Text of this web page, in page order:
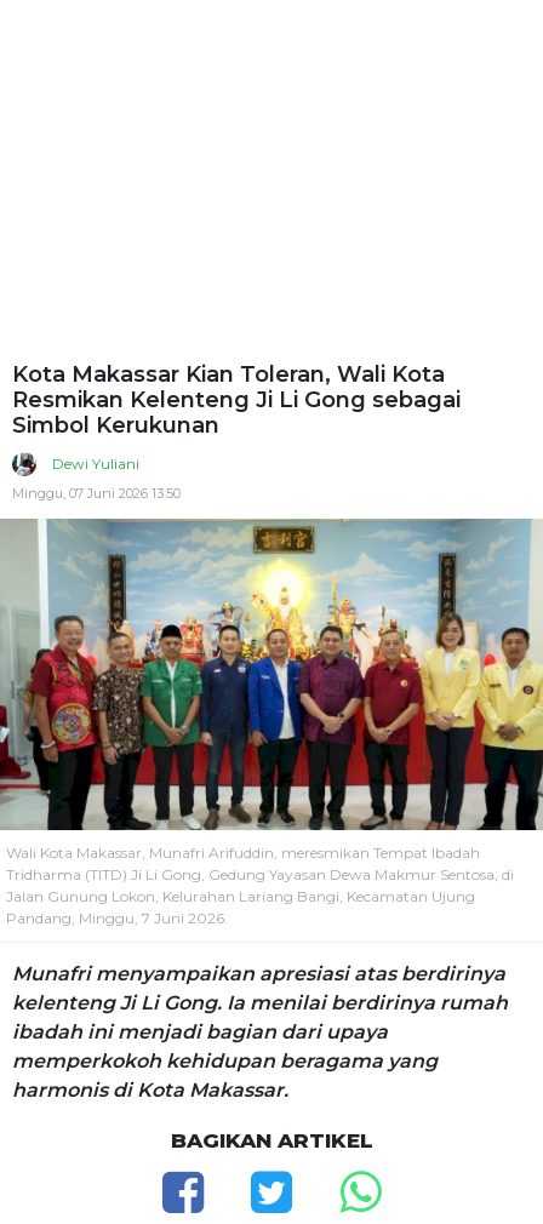
Kota Makassar Kian Toleran, Wali Kota
Resmikan Kelenteng Ji Li Gong sebagai
Simbol Kerukunan
Dewi Yuliani
Minggu, 07 Juni 2026 13:50
Wali Kota Makassar, Munafri Arifuddin, meresmikan Tempat Ibadah
Tridharma (TITD) Ji Li Gong, Gedung Yayasan Dewa Makmur Sentosa, di
Jalan Gunung Lokon, Kelurahan Lariang Bangi, Kecamatan Ujung
Pandang, Minggu, 7 Juni 2026.
Munafri menyampaikan apresiasi atas berdirinya
kelenteng Ji Li Gong. Ia menilai berdirinya rumah
ibadah ini menjadi bagian dari upaya
memperkokoh kehidupan beragama yang
harmonis di Kota Makassar.
BAGIKAN ARTIKEL